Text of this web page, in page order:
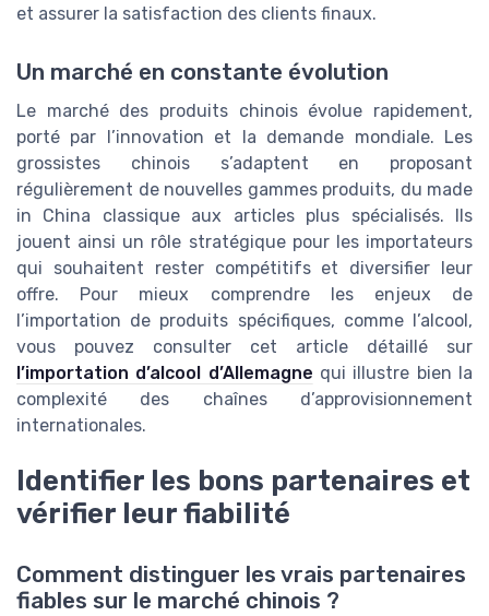
et assurer la satisfaction des clients finaux.
Un marché en constante évolution
Le marché des produits chinois évolue rapidement,
porté par l’innovation et la demande mondiale. Les
grossistes chinois s’adaptent en proposant
régulièrement de nouvelles gammes produits, du made
in China classique aux articles plus spécialisés. Ils
jouent ainsi un rôle stratégique pour les importateurs
qui souhaitent rester compétitifs et diversifier leur
offre. Pour mieux comprendre les enjeux de
l’importation de produits spécifiques, comme l’alcool,
vous pouvez consulter cet article détaillé sur
l’importation d’alcool d’Allemagne qui illustre bien la
complexité des chaînes d’approvisionnement
internationales.
Identifier les bons partenaires et
vérifier leur fiabilité
Comment distinguer les vrais partenaires
fiables sur le marché chinois ?